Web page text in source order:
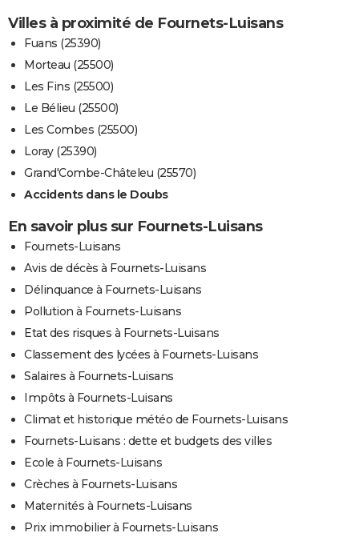
Villes à proximité de Fournets-Luisans
Fuans (25390)
Morteau (25500)
Les Fins (25500)
Le Bélieu (25500)
Les Combes (25500)
Loray (25390)
Grand'Combe-Châteleu (25570)
Accidents dans le Doubs
En savoir plus sur Fournets-Luisans
Fournets-Luisans
Avis de décès à Fournets-Luisans
Délinquance à Fournets-Luisans
Pollution à Fournets-Luisans
Etat des risques à Fournets-Luisans
Classement des lycées à Fournets-Luisans
Salaires à Fournets-Luisans
Impôts à Fournets-Luisans
Climat et historique météo de Fournets-Luisans
Fournets-Luisans : dette et budgets des villes
Ecole à Fournets-Luisans
Crèches à Fournets-Luisans
Maternités à Fournets-Luisans
Prix immobilier à Fournets-Luisans